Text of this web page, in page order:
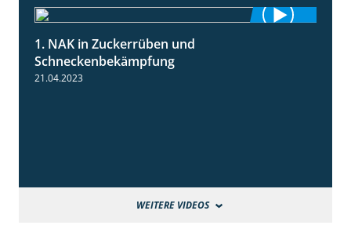
1. NAK in Zuckerrüben und
Schneckenbekämpfung
21.04.2023
WEITERE VIDEOS